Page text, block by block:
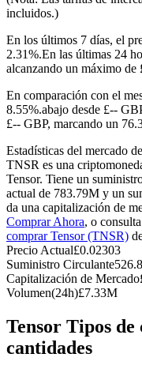
Futuros que utilizan
Copiar Trading
Únete a los mejores
incluidos.)
En los últimos 7 días, el
2.31%.En las últimas 24
alcanzando un máximo
En comparación con el
8.55%.abajo desde £--
£-- GBP, marcando un
Estadísticas del mercado
TNSR es una
Tensor. Tiene un
actual de 783.79M y un
da una capitalización de
Comprar Ahora, o
comprar Tensor (TNSR)
Precio Actual£0.02303
Suministro Circulante
Capitalización de Mercado
Volumen(24h)£7.33M
Tensor Tipos
cantidades